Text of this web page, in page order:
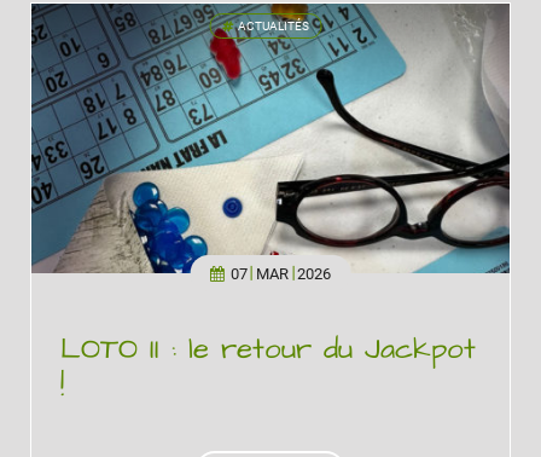
ACTUALITÉS '
07 MAR 2026
LOTO II : le retour du Jackpot
!